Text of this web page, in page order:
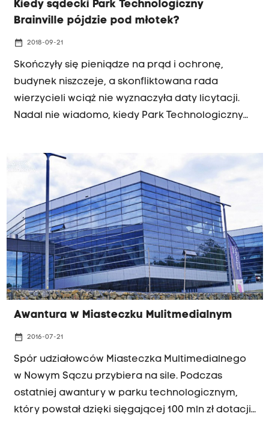
Kiedy sądecki Park Technologiczny
Brainville pójdzie pod młotek?
date_range 2018-09-21
Skończyły się pieniądze na prąd i ochronę,
budynek niszczeje, a skonfliktowana rada
wierzycieli wciąż nie wyznaczyła daty licytacji.
Nadal nie wiadomo, kiedy Park Technologiczny
Awantura w Miasteczku Mulitmedialnym
date_range 2016-07-21
Spór udziałowców Miasteczka Multimedialnego
w Nowym Sączu przybiera na sile. Podczas
ostatniej awantury w parku technologicznym,
który powstał dzięki sięgającej 100 mln zł dotacji,